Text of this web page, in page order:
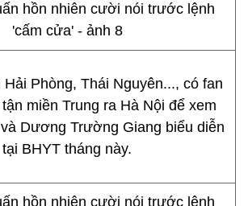
Hải Phòng, Thái Nguyên..., có fan
miền Trung ra Hà Nội để xem
Dương Trường Giang biểu diễn
tại BHYT tháng này.